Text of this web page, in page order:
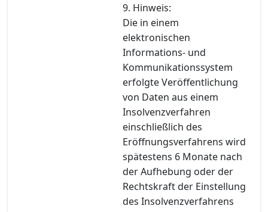
9. Hinweis:
Die in einem
elektronischen
Informations- und
Kommunikationssystem
erfolgte Veröffentlichung
von Daten aus einem
Insolvenzverfahren
einschließlich des
Eröffnungsverfahrens wird
spätestens 6 Monate nach
der Aufhebung oder der
Rechtskraft der Einstellung
des Insolvenzverfahrens